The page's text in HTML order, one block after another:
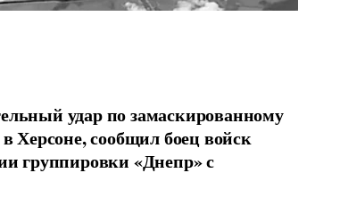
удар по замаскированному
Херсоне, сообщил боец войск
группировки «Днепр» с